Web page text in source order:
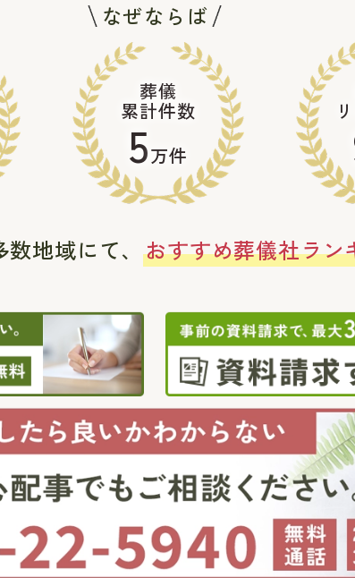
なぜならば
葬儀
累計件数
5万件
数地域にて、おすすめ葬儀社ラン